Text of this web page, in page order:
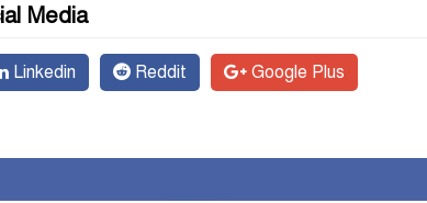
Media
Linkedin Reddit Google Plus